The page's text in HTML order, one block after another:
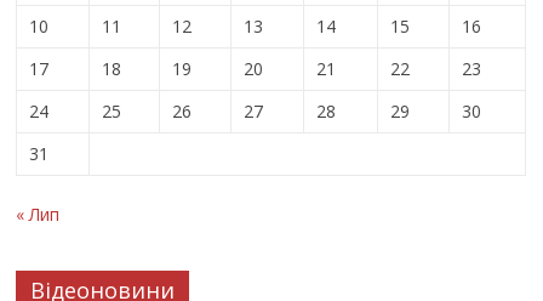
10
11 12 13 14 15
16
17
18 19 20 21 22
23
24
25 26 27 28 29
30
31
« Лип
Відеоновини